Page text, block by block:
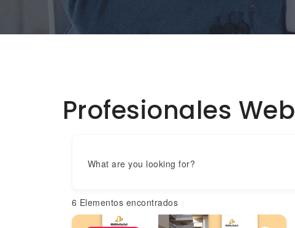
Profesionales Web
What are you looking for?
6 Elementos encontrados